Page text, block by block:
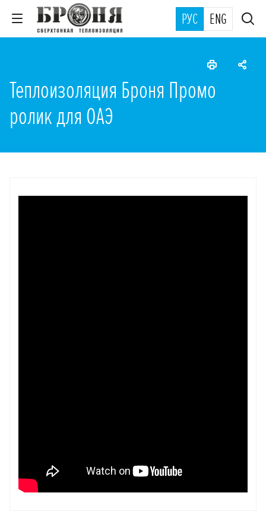
РУС ENG
Теплоизоляция Броня Промо
ролик для ОАЭ